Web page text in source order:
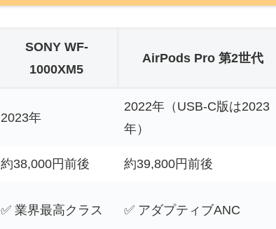
SONY WF-
1000XM5
AirPods Pro 第2世代
2023年
2022年（USB-C版は2023
年）
約38,000円前後 約39,800円前後
✅ 業界最高クラス ✅ アダプティブANC